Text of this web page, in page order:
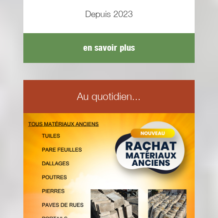
Depuis 2023
en savoir plus
Au quotidien...